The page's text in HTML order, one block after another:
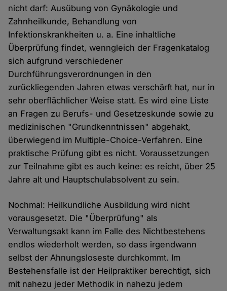
nicht darf: Ausübung von Gynäkologie und
Zahnheilkunde, Behandlung von
Infektionskrankheiten u. a. Eine inhaltliche
Überprüfung findet, wenngleich der Fragenkatalog
sich aufgrund verschiedener
Durchführungsverordnungen in den
zurückliegenden Jahren etwas verschärft hat, nur in
sehr oberflächlicher Weise statt. Es wird eine Liste
an Fragen zu Berufs- und Gesetzeskunde sowie zu
medizinischen "Grundkenntnissen" abgehakt,
überwiegend im Multiple-Choice-Verfahren. Eine
praktische Prüfung gibt es nicht. Voraussetzungen
zur Teilnahme gibt es auch keine: es reicht, über 25
Jahre alt und Hauptschulabsolvent zu sein.
Nochmal: Heilkundliche Ausbildung wird nicht
vorausgesetzt. Die "Überprüfung" als
Verwaltungsakt kann im Falle des Nichtbestehens
endlos wiederholt werden, so dass irgendwann
selbst der Ahnungsloseste durchkommt. Im
Bestehensfalle ist der Heilpraktiker berechtigt, sich
mit nahezu jeder Methodik in nahezu jedem